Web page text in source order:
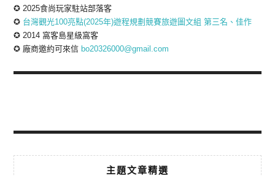
✪ 2025食尚玩家駐站部落客
✪ 台灣觀光100亮點(2025年)遊程規劃競賽旅遊圖文組 第三名、佳作
✪ 2014 窩客島星級窩客
✪ 廠商邀約可來信 bo20326000@gmail.com
主題文章精選